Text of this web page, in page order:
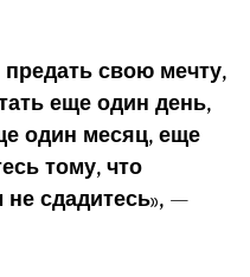
свою мечту,
еще один день,
один месяц, еще
тому, что
сдадитесь», —